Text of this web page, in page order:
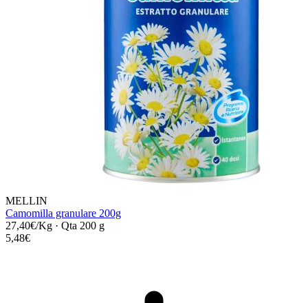
MELLIN
Camomilla granulare 200g
27,40€/Kg · Qta 200 g
5,48€